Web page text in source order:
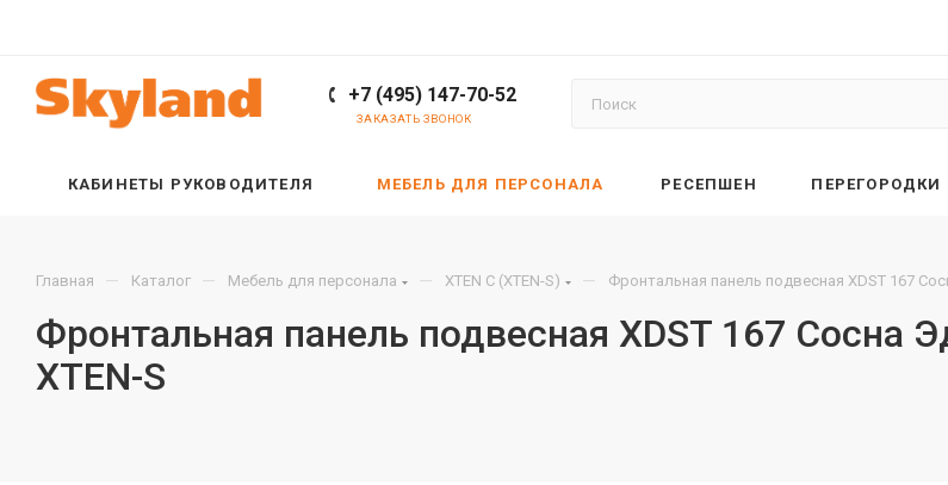
+7 (495) 147-70-52
ЗАКАЗАТЬ ЗВОНОК
КАБИНЕТЫ РУКОВОДИТЕЛЯ МЕБЕЛЬ ДЛЯ ПЕРСОНАЛА РЕСЕПШЕН ПЕРЕГОРОДКИ
Главная — Каталог — Мебель для персонала — XTEN С (XTEN-S) — Фронтальная панель подвесная XDST 167
Фронтальная панель подвесная XDST 167 Сосна
XTEN-S